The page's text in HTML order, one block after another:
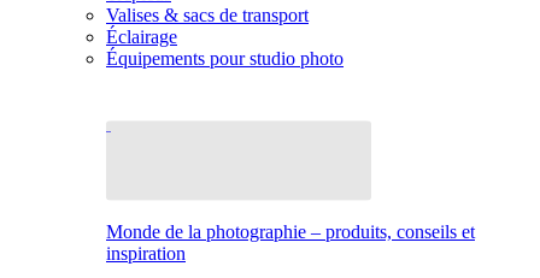
Valises & sacs de transport
Éclairage
Équipements pour studio photo
Monde de la photographie – produits, conseils et
inspiration